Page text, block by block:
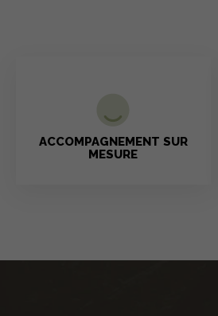
ACCOMPAGNEMENT SUR
MESURE